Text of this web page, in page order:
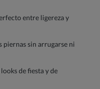
entre ligereza y
piernas sin arrugarse ni
de fiesta y de